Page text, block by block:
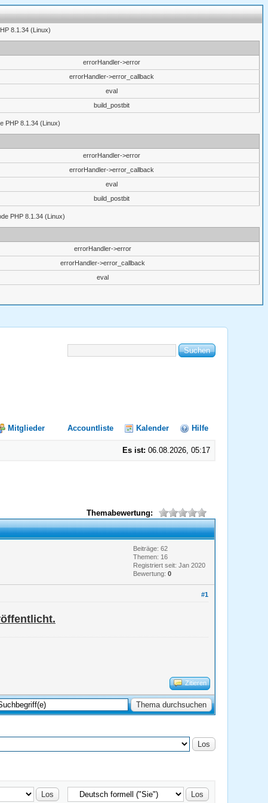
8.1.34 (Linux)
errorHandler->error
errorHandler->error_callback
eval
build_postbit
PHP 8.1.34 (Linux)
errorHandler->error
errorHandler->error_callback
eval
build_postbit
PHP 8.1.34 (Linux)
errorHandler->error
errorHandler->error_callback
eval
Mitglieder Accountliste Kalender Hilfe
Es ist: 06.08.2026, 05:17
Themabewertung:
Beiträge: 62
Themen: 16
Registriert seit: Jan 2020
Bewertung: 0
#1
Zitieren